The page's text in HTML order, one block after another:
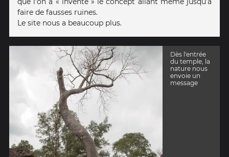
faire de fausses ruines.
Le site nous a beaucoup plus.
Dès l'entrée
du temple, la
nature nous
envoie un
message